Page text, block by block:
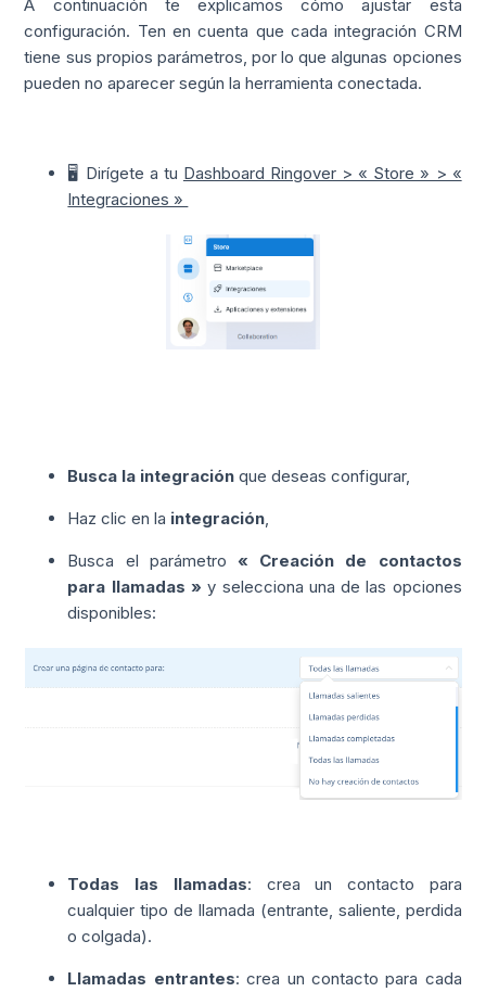
A continuación te explicamos cómo ajustar esta
configuración. Ten en cuenta que cada integración CRM
tiene sus propios parámetros, por lo que algunas opciones
pueden no aparecer según la herramienta conectada.
🖥️ Dirígete a tu Dashboard Ringover > « Store » > «
Integraciones »
Busca la integración que deseas configurar,
Haz clic en la integración,
Busca el parámetro « Creación de contactos
para llamadas » y selecciona una de las opciones
disponibles:
Todas las llamadas: crea un contacto para
cualquier tipo de llamada (entrante, saliente, perdida
o colgada).
Llamadas entrantes: crea un contacto para cada